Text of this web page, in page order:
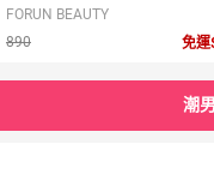
FORUN BEAUTY
890
免運
潮